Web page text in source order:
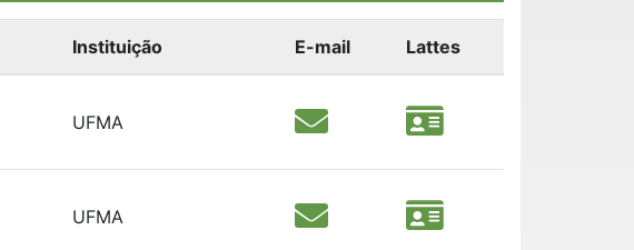
Instituição E-mail Lattes
UFMA
UFMA